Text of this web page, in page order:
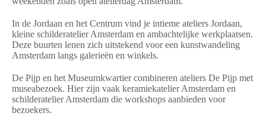
In de Jordaan en het Centrum vind je intieme ateliers Jordaan,
kleine schilderatelier Amsterdam en ambachtelijke werkplaatsen.
Deze buurten lenen zich uitstekend voor een kunstwandeling
Amsterdam langs galerieën en winkels.
De Pijp en het Museumkwartier combineren ateliers De Pijp met
museabezoek. Hier zijn vaak keramiekatelier Amsterdam en
schilderatelier Amsterdam die workshops aanbieden voor
bezoekers.